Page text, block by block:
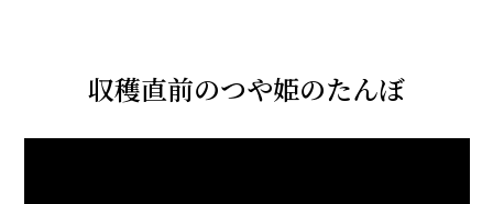
収穫直前のつや姫のたんぼ